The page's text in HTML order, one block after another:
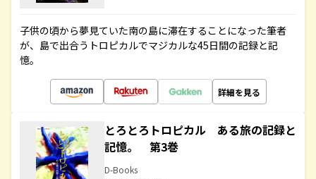
子供の頃から夢見ていた南の島に滞在することになった筆者
が、島で出合うトロピカルでマジカルな45日間の記録と記
憶。
詳細を見る
とろとろトロピカル ある旅の記録と
記憶。 第3巻
D-Books